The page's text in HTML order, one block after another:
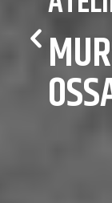
Previous